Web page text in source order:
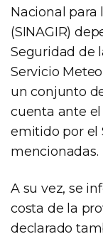
Nacional para
(SINAGIR)
Seguridad de
Servicio
un conjunto
cuenta ante
emitido por el
mencionadas.
A su vez, se
costa de la
declarado